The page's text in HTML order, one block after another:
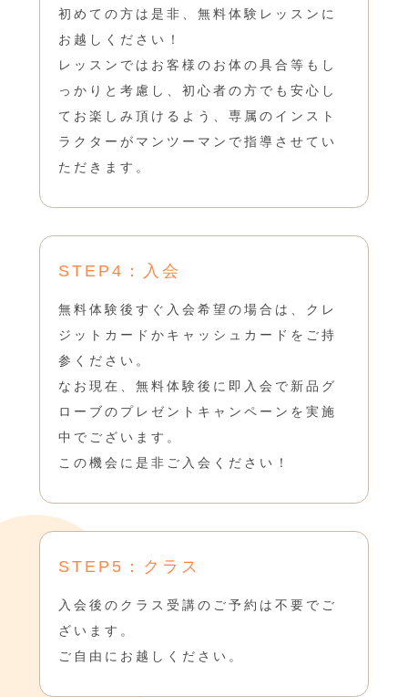
初めての方は是非、無料体験レッスンに
お越しください！
レッスンではお客様のお体の具合等もし
っかりと考慮し、初心者の方でも安心し
てお楽しみ頂けるよう、専属のインスト
ラクターがマンツーマンで指導させてい
ただきます。
STEP4：入会
無料体験後すぐ入会希望の場合は、クレ
ジットカードかキャッシュカードをご持
参ください。
なお現在、無料体験後に即入会で新品グ
ローブのプレゼントキャンペーンを実施
中でございます。
この機会に是非ご入会ください！
STEP5：クラス
入会後のクラス受講のご予約は不要でご
ざいます。
ご自由にお越しください。